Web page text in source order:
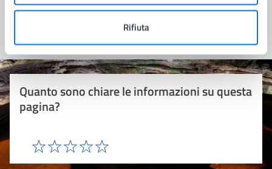
Rifiuta
Quanto sono chiare le informazioni su questa
pagina?
Valuta 5 stelle su 5
Valuta 4 stelle su 5
Valuta 3 stelle su 5
Valuta 2 stelle su 5
Valuta 1 stelle su 5